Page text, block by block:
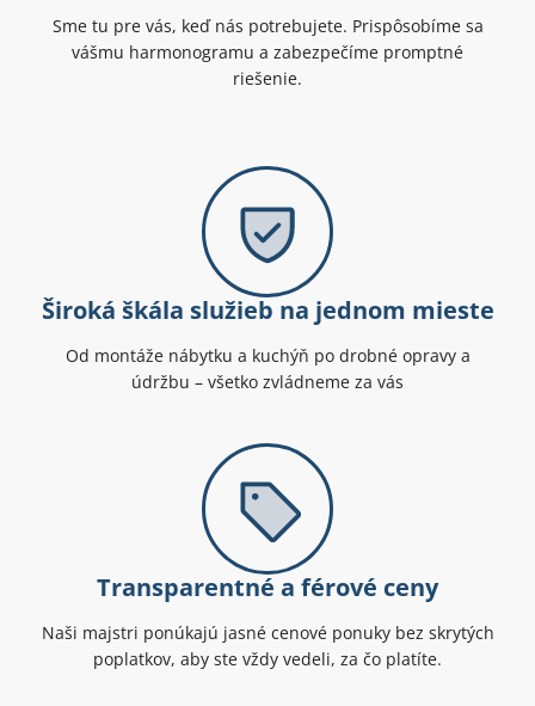
Sme tu pre vás, keď nás potrebujete. Prispôsobíme sa
vášmu harmonogramu a zabezpečíme promptné
riešenie.
Široká škála služieb na jednom mieste
Od montáže nábytku a kuchýň po drobné opravy a
údržbu – všetko zvládneme za vás
Transparentné a férové ceny
Naši majstri ponúkajú jasné cenové ponuky bez skrytých
poplatkov, aby ste vždy vedeli, za čo platíte.